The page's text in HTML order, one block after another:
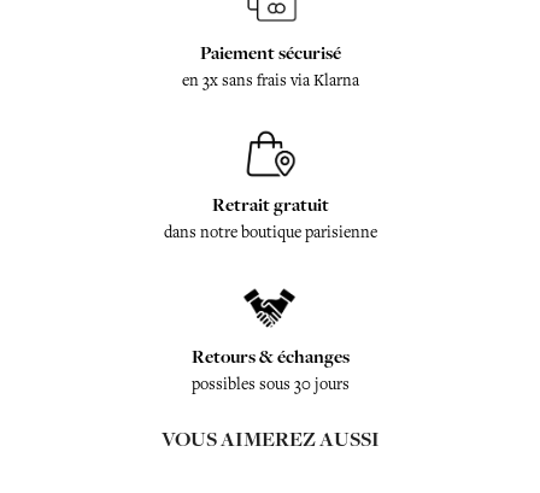
Paiement sécurisé
en 3x sans frais via Klarna
Retrait gratuit
dans notre boutique parisienne
Retours & échanges
possibles sous 30 jours
VOUS AIMEREZ AUSSI